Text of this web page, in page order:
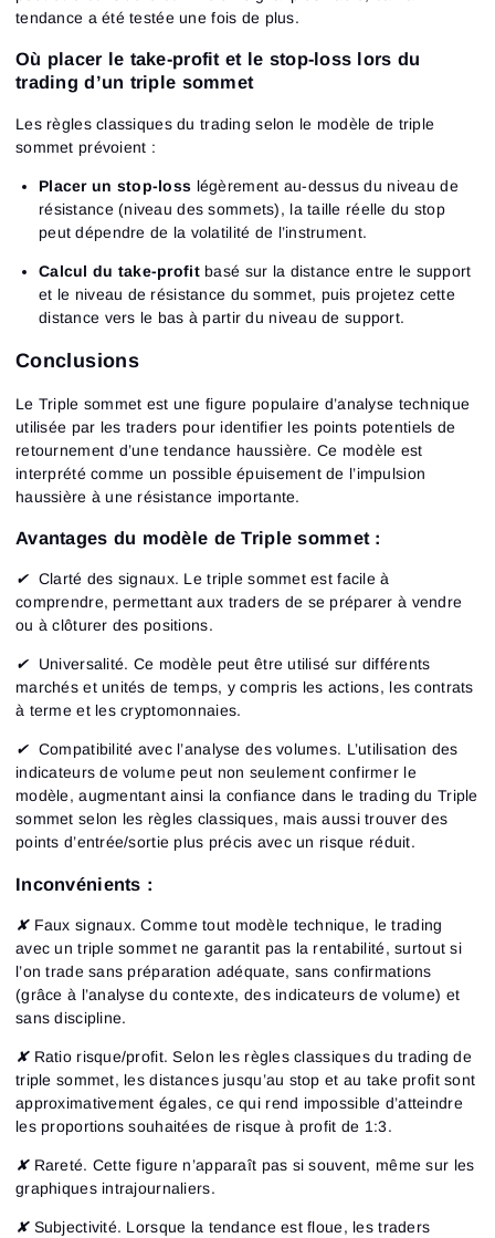
tendance a été testée une fois de plus.
Où placer le take-profit et le stop-loss lors du
trading d’un triple sommet
Les règles classiques du trading selon le modèle de triple
sommet prévoient :
Placer un stop-loss légèrement au-dessus du niveau de
résistance (niveau des sommets), la taille réelle du stop
peut dépendre de la volatilité de l’instrument.
Calcul du take-profitbasé sur la distance entre le support
et le niveau de résistance du sommet, puis projetez cette
distance vers le bas à partir du niveau de support.
Conclusions
Le Triple sommet est une figure populaire d’analyse technique
utilisée par les traders pour identifier les points potentiels de
retournement d’une tendance haussière. Ce modèle est
interprété comme un possible épuisement de l’impulsion
haussière à une résistance importante.
Avantages du modèle de Triple sommet :
✔ Clarté des signaux. Le triple sommet est facile à
comprendre, permettant aux traders de se préparer à vendre
ou à clôturer des positions.
✔ Universalité. Ce modèle peut être utilisé sur différents
marchés et unités de temps, y compris les actions, les contrats
à terme et les cryptomonnaies.
✔ Compatibilité avec l’analyse des volumes. L’utilisation des
indicateurs de volume peut non seulement confirmer le
modèle, augmentant ainsi la confiance dans le trading du Triple
sommet selon les règles classiques, mais aussi trouver des
points d’entrée/sortie plus précis avec un risque réduit.
Inconvénients :
✘Faux signaux. Comme tout modèle technique, le trading
avec un triple sommet ne garantit pas la rentabilité, surtout si
l’on trade sans préparation adéquate, sans confirmations
(grâce à l’analyse du contexte, des indicateurs de volume) et
sans discipline.
✘ Ratio risque/profit. Selon les règles classiques du trading de
triple sommet, les distances jusqu’au stop et au take profit sont
approximativement égales, ce qui rend impossible d’atteindre
les proportions souhaitées de risque à profit de 1:3.
✘ Rareté. Cette figure n’apparaît pas si souvent, même sur les
graphiques intrajournaliers.
✘ Subjectivité. Lorsque la tendance est floue, les traders